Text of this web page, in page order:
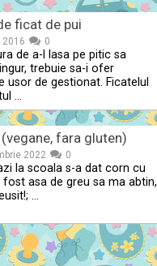
ficat de pui
2016 0
de a-l lasa pe pitic sa
trebuie sa-i ofer
usor de gestionat. Ficatelul
…
fara gluten)
2022 0
la scoala s-a dat corn cu
fost asa de greu sa ma abtin,
…